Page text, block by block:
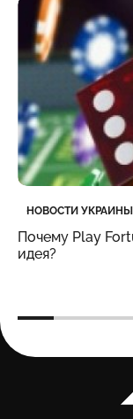
Категория
НОВОСТИ УКРАИНЫ
Дата публикации
Почему Play
идея?